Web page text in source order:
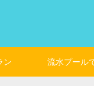
ン 流水プール